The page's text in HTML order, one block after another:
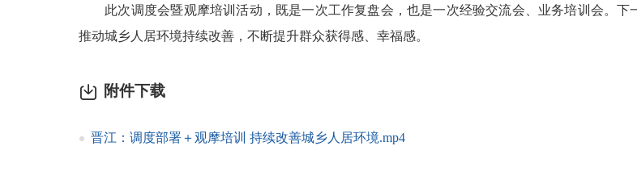
此次调度会暨观摩培训活动，既是一次工作复盘会，也是一次经验交流会、业务培训会。下
推动城乡人居环境持续改善，不断提升群众获得感、幸福感。
附件下载
晋江：调度部署＋观摩培训 持续改善城乡人居环境.mp4